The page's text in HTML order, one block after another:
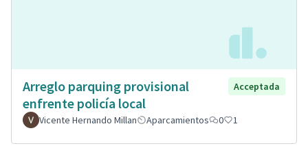
Arreglo parquing provisional
enfrente policía local
Acceptada
Vicente Hernando Millan Aparcamientos 0 1